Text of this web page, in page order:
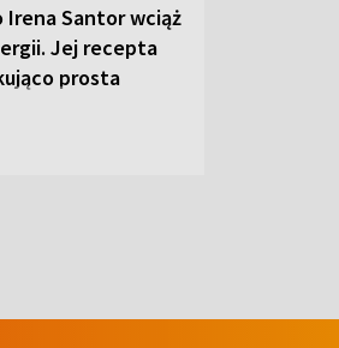
Santor wciąż
Jej recepta
prosta